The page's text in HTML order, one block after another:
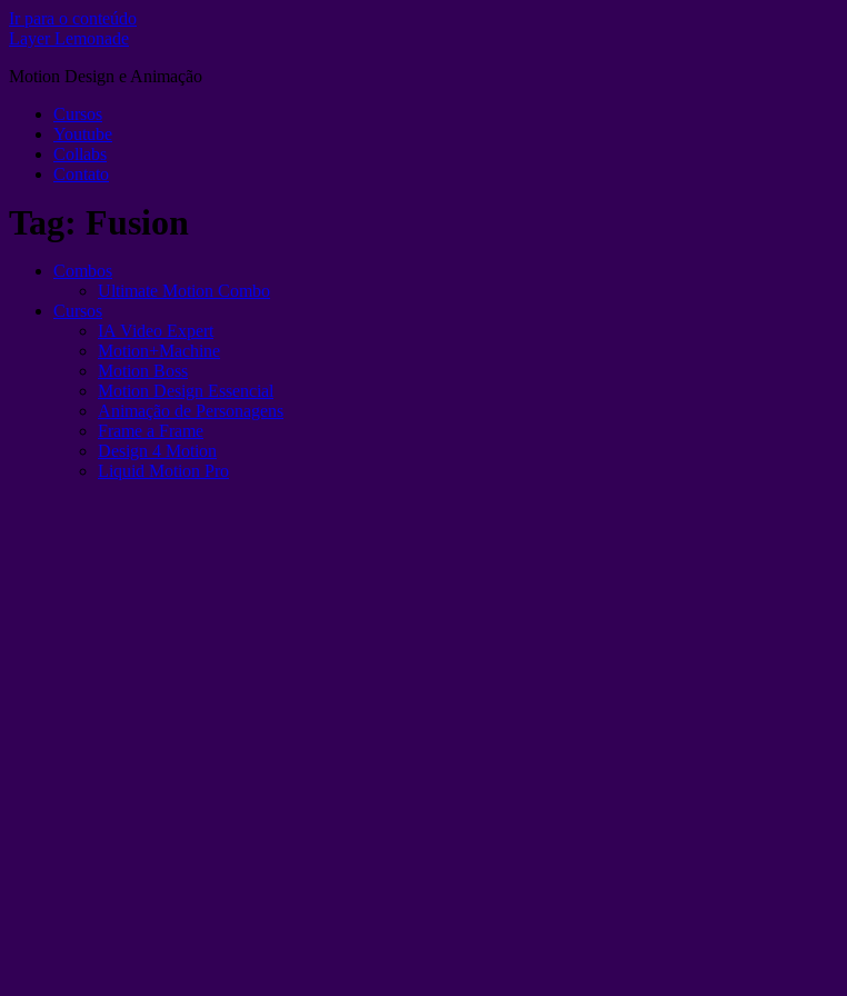
Ir para o conteúdo
Layer Lemonade
Motion Design e Animação
Cursos
Youtube
Collabs
Contato
Tag: Fusion
Combos
Ultimate Motion Combo
Cursos
IA Video Expert
Motion+Machine
Motion Boss
Motion Design Essencial
Animação de Personagens
Frame a Frame
Design 4 Motion
Liquid Motion Pro